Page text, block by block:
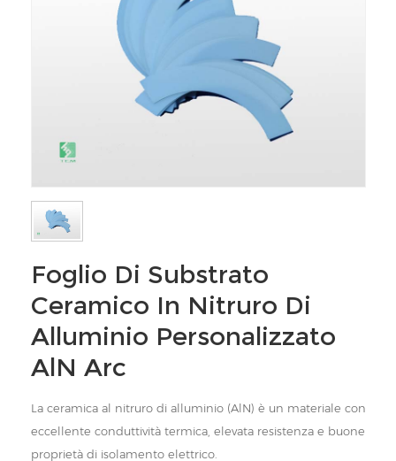
Foglio Di Substrato
Ceramico In Nitruro Di
Alluminio Personalizzato
AlN Arc
La ceramica al nitruro di alluminio (AlN) è un materiale con
eccellente conduttività termica, elevata resistenza e buone
proprietà di isolamento elettrico.